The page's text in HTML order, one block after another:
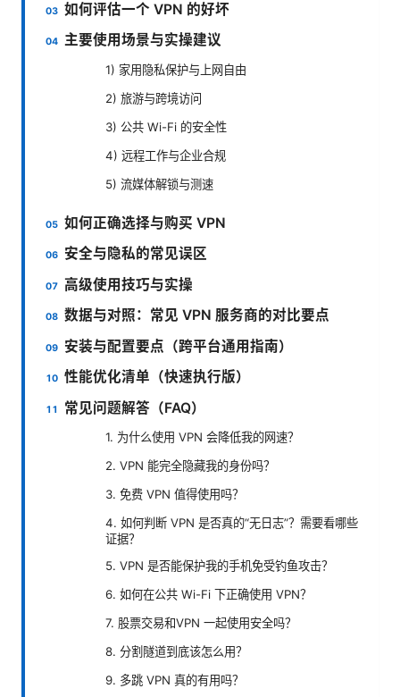
如何评估一个 VPN 的好坏
主要使用场景与实操建议
1) 家用隐私保护与上网自由
2) 旅游与跨境访问
3) 公共 Wi-Fi 的安全性
4) 远程工作与企业合规
5) 流媒体解锁与测速
如何正确选择与购买 VPN
安全与隐私的常见误区
高级使用技巧与实操
数据与对照：常见 VPN 服务商的对比要点
安装与配置要点（跨平台通用指南）
性能优化清单（快速执行版）
常见问题解答（FAQ）
1. 为什么使用 VPN 会降低我的网速？
2. VPN 能完全隐藏我的身份吗？
3. 免费 VPN 值得使用吗？
4. 如何判断 VPN 是否真的“无日志”？需要看哪些
证据？
5. VPN 是否能保护我的手机免受钓鱼攻击？
6. 如何在公共 Wi-Fi 下正确使用 VPN？
7. 股票交易和VPN 一起使用安全吗？
8. 分割隧道到底该怎么用？
9. 多跳 VPN 真的有用吗？